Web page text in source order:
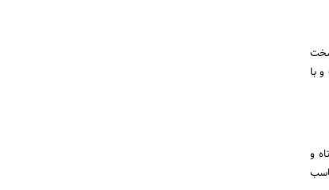
سخت
با
و